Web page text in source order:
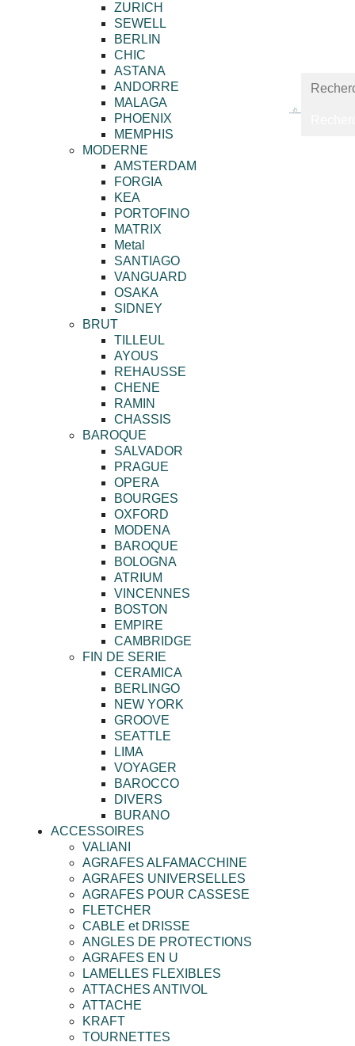
ZURICH
SEWELL
BERLIN
CHIC
ASTANA
ANDORRE
MALAGA
PHOENIX
MEMPHIS
MODERNE
AMSTERDAM
FORGIA
KEA
PORTOFINO
MATRIX
Metal
SANTIAGO
VANGUARD
OSAKA
SIDNEY
BRUT
TILLEUL
AYOUS
REHAUSSE
CHENE
RAMIN
CHASSIS
BAROQUE
SALVADOR
PRAGUE
OPERA
BOURGES
OXFORD
MODENA
BAROQUE
BOLOGNA
ATRIUM
VINCENNES
BOSTON
EMPIRE
CAMBRIDGE
FIN DE SERIE
CERAMICA
BERLINGO
NEW YORK
GROOVE
SEATTLE
LIMA
VOYAGER
BAROCCO
DIVERS
BURANO
ACCESSOIRES
VALIANI
AGRAFES ALFAMACCHINE
AGRAFES UNIVERSELLES
AGRAFES POUR CASSESE
FLETCHER
CABLE et DRISSE
ANGLES DE PROTECTIONS
AGRAFES EN U
LAMELLES FLEXIBLES
ATTACHES ANTIVOL
ATTACHE
KRAFT
TOURNETTES